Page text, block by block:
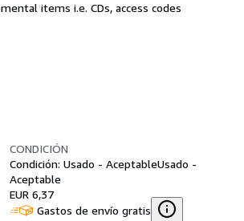
items i.e. CDs, access codes
CONDICIÓN
Condición: Usado - AceptableUsado -
Aceptable
EUR 6,37
Gastos de envío gratis